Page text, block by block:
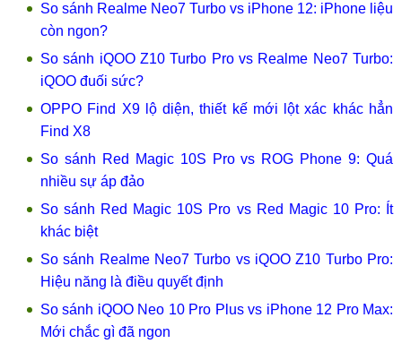
So sánh Realme Neo7 Turbo vs iPhone 12: iPhone liệu
còn ngon?
So sánh iQOO Z10 Turbo Pro vs Realme Neo7 Turbo:
iQOO đuối sức?
OPPO Find X9 lộ diện, thiết kế mới lột xác khác hẳn
Find X8
So sánh Red Magic 10S Pro vs ROG Phone 9: Quá
nhiều sự áp đảo
So sánh Red Magic 10S Pro vs Red Magic 10 Pro: Ít
khác biệt
So sánh Realme Neo7 Turbo vs iQOO Z10 Turbo Pro:
Hiệu năng là điều quyết định
So sánh iQOO Neo 10 Pro Plus vs iPhone 12 Pro Max:
Mới chắc gì đã ngon